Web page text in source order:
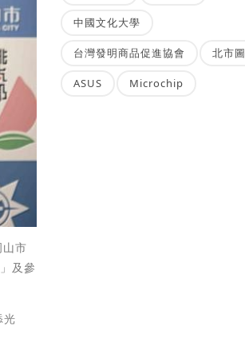
市
及參
光
中國文化大學
台灣發明商品促進協會 北市圖
ASUS Microchip